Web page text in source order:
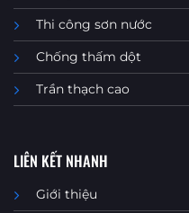
Thi công sơn nước
Chống thấm dột
Trần thạch cao
LIÊN KẾT NHANH
Giới thiệu